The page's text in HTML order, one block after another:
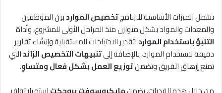
تشمل الميزات الأساسية للبرنامجتخصيص المواردبين الموظفين
والمعدات والمواد بشكل متوازن منذ المراحل الأولى للمشروع، وأداة
التنبؤ باستخدام المواردلتقدير الاحتياجات المستقبلية وإنشاء تقارير
دقيقة لاستخدام الموارد، بالإضافة إلىتنبيهات التخصيص الزائدالتي
تمنع إرهاق الفريق وتضمنتوزيع العمل بشكل فعال ومتساوٍ.